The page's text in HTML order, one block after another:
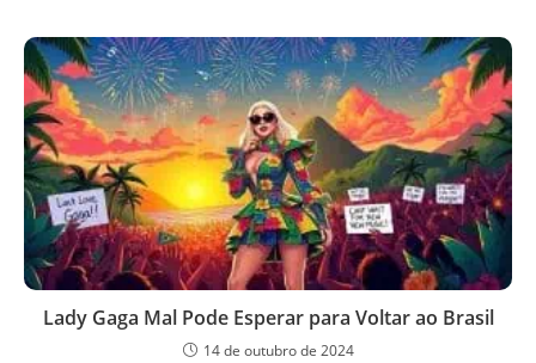
Lady Gaga Mal Pode Esperar para Voltar ao Brasil
14 de outubro de 2024